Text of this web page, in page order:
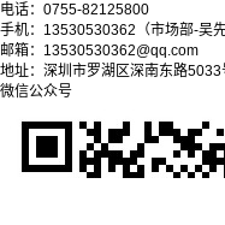
电话：0755-82125800
手机：13530530362（市场部-吴先
邮箱：13530530362@qq.com
地址：深圳市罗湖区深南东路
微信公众号